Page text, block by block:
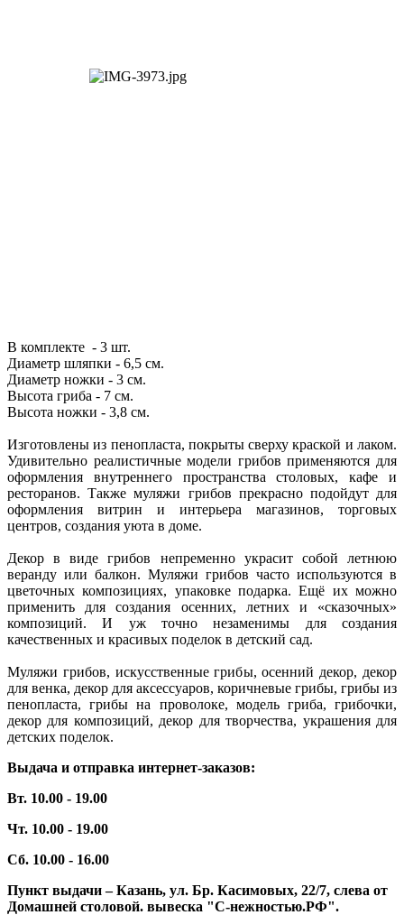
В комплекте - 3 шт.
Диаметр шляпки - 6,5 см.
Диаметр ножки - 3 см.
Высота гриба - 7 см.
Высота ножки - 3,8 см.
Изготовлены из пенопласта, покрыты сверху краской и лаком.
Удивительно реалистичные модели грибов применяются для
оформления внутреннего пространства столовых, кафе и
ресторанов. Также муляжи грибов прекрасно подойдут для
оформления витрин и интерьера магазинов, торговых
центров, создания уюта в доме.
Декор в виде грибов непременно украсит собой летнюю
веранду или балкон. Муляжи грибов часто используются в
цветочных композициях, упаковке подарка. Ещё их можно
применить для создания осенних, летних и «сказочных»
композиций. И уж точно незаменимы для создания
качественных и красивых поделок в детский сад.
Муляжи грибов, искусственные грибы, осенний декор, декор
для венка, декор для аксессуаров, коричневые грибы, грибы из
пенопласта, грибы на проволоке, модель гриба, грибочки,
декор для композиций, декор для творчества, украшения для
детских поделок.
Выдача и отправка интернет-заказов:
Вт. 10.00 - 19.00
Чт. 10.00 - 19.00
Сб. 10.00 - 16.00
Пункт выдачи – Казань, ул. Бр. Касимовых, 22/7, слева от
Домашней столовой. вывеска "С-нежностью.РФ".